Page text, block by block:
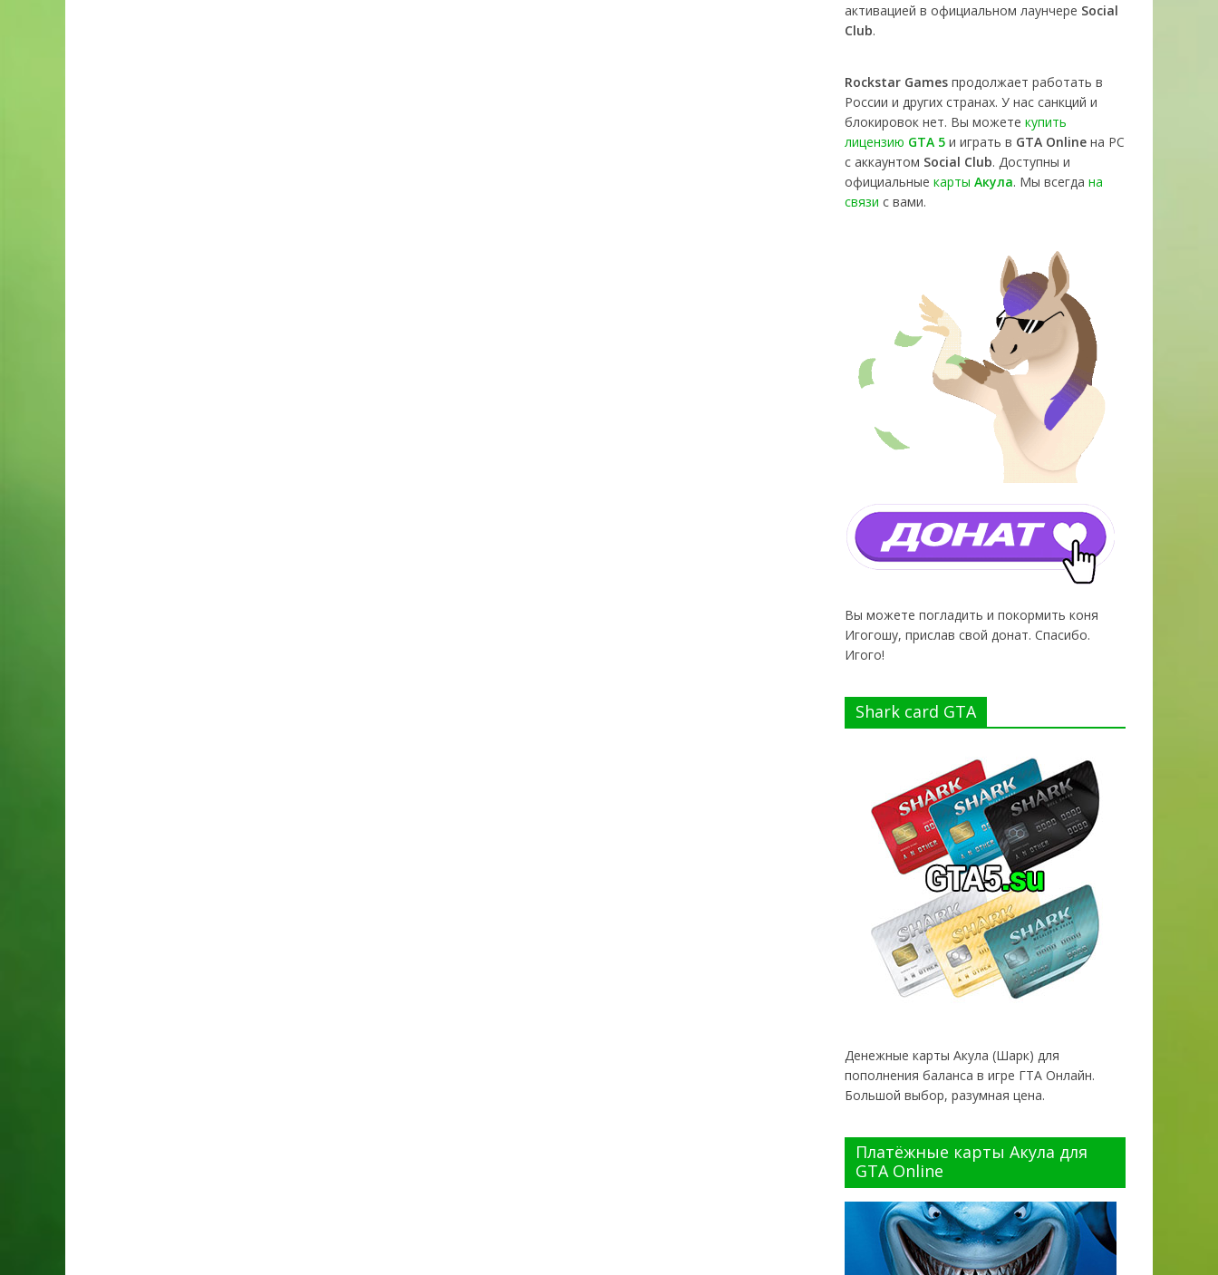
активацией в официальном лаунчере Social
Club.
Rockstar Games продолжает работать в
России и других странах. У нас санкций и
блокировок нет. Вы можете купить
лицензию GTA 5 и играть в GTA Online на PC
с аккаунтом Social Club. Доступны и
официальные карты Акула. Мы всегда на
связи с вами.
Вы можете погладить и покормить коня
Игогошу, прислав свой донат. Спасибо.
Игого!
Shark card GTA
Денежные карты Акула (Шарк) для
пополнения баланса в игре ГТА Онлайн.
Большой выбор, разумная цена.
Платёжные карты Акула для
GTA Online